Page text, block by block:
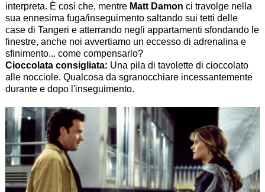
interpreta. È così che, mentre Matt Damon ci travolge nella
sua ennesima fuga/inseguimento saltando sui tetti delle
case di Tangeri e atterrando negli appartamenti sfondando le
finestre, anche noi avvertiamo un eccesso di adrenalina e
sfinimento... come compensarlo?
Cioccolata consigliata: Una pila di tavolette di cioccolato
alle nocciole. Qualcosa da sgranocchiare incessantemente
durante e dopo l'inseguimento.